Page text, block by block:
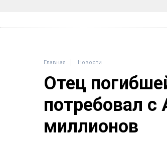
Главная Новости
Отец
потребовал с
миллионов